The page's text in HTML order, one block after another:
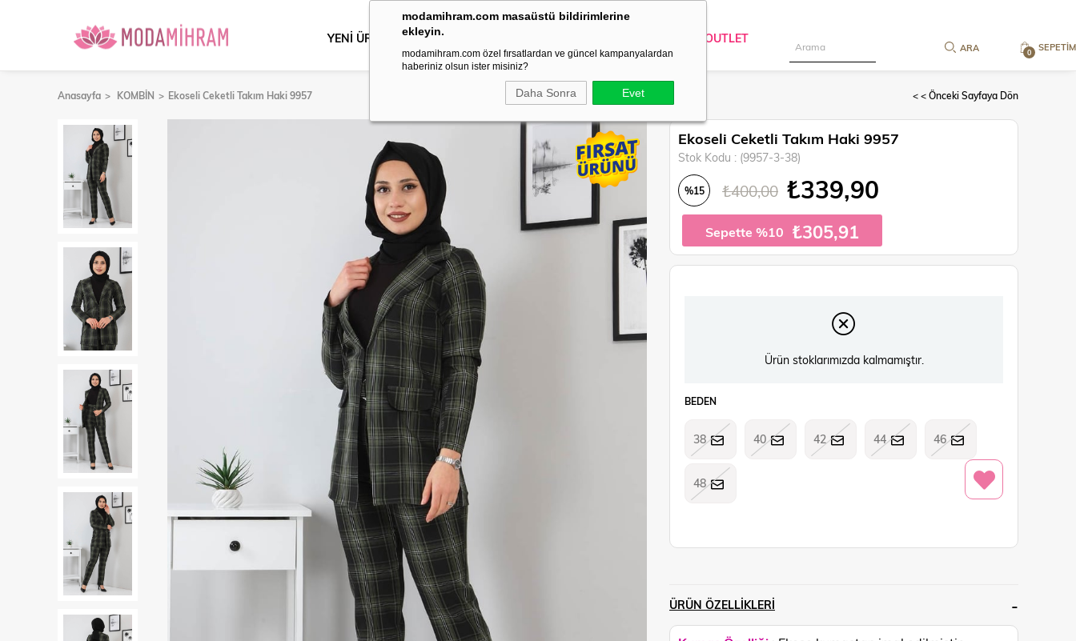
modamihram.com masaüstü bildirimlerine
ekleyin.
modamihram.com özel fırsatlardan ve güncel kampanyalardan
haberiniz olsun ister misiniz?
Daha Sonra Evet
SEPETIM
0
YENİ ÜRÜNLER DIŞ GİYİM OUTLET
Anasayfa KOMBİN Ekoseli Ceketli Takım Haki 9957 < < Önceki Sayfaya Dön
Ekoseli Ceketli Takım Haki 9957
Stok Kodu (9957-3-38)
%15 ₺400,00 ₺339,90
Sepette %10 ₺305,91
Ürün stoklarımızda kalmamıştır.
BEDEN
38 40 42 44 46
48
ÜRÜN ÖZELLIKLERI